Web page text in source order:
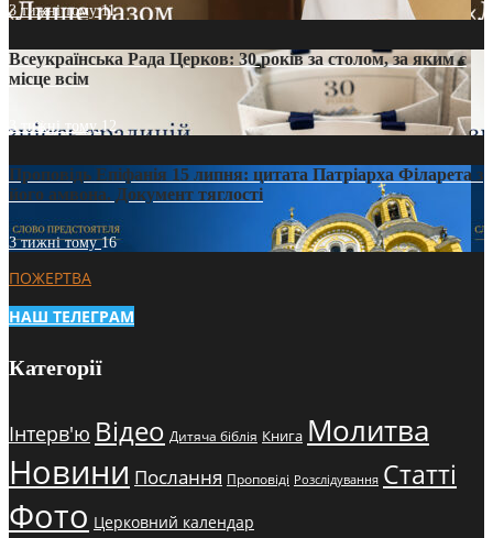
3 тижні тому11
Всеукраїнська Рада Церков: 30 років за столом, за яким є
місце всім
3 тижні тому12
Проповідь Епіфанія 15 липня: цитата Патріарха Філарета з
його амвона. Документ тяглості
3 тижні тому16
ПОЖЕРТВА
НАШ ТЕЛЕГРАМ
Категорії
Інтерв'ю Відео Дитяча біблія Книга Молитва
Новини Послання Проповіді Розслідування Статті
Фото Церковний календар